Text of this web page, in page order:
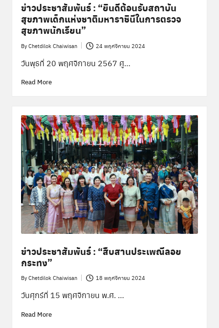
ข่าวประชาสัมพันธ์ : “ยินดีต้อนรับสถาบัน
สุขภาพเด็กแห่งชาติมหาราชินีในการตรวจ
สุขภาพนักเรียน”
Posted
by
ByChetdilok Chaiwisan 24 พฤศจิกายน 2024
วันพุธที่ 20 พฤศจิกายน 2567 ศู…
Read More
ข่าวประชาสัมพันธ์ : “สืบสานประเพณีลอย
กระทง”
Posted
by
ByChetdilok Chaiwisan 18 พฤศจิกายน 2024
วันศุกร์ที่ 15 พฤศจิกายน พ.ศ. …
Read More